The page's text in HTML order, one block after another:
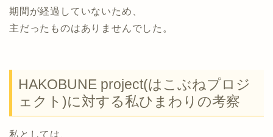
期間が経過していないため、
主だったものはありませんでした。
HAKOBUNE project(はこぶねプロジ
ェクト)に対する私ひまわりの考察
私としては、